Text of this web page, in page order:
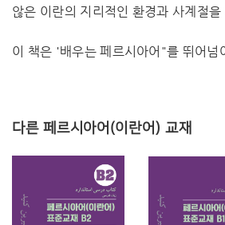
않은 이란의 지리적인 환경과 사계절을
이 책은 '배우는 페르시아어"를 뛰어
다른 페르시아어(이란어) 교재